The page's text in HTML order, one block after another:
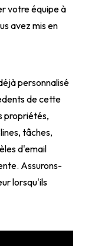
votre équipe à
avez mis en
personnalisé
de cette
propriétés,
tâches,
d'email
Assurons-
lorsqu'ils